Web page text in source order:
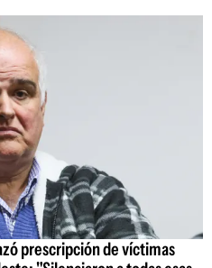
prescripción de víctimas